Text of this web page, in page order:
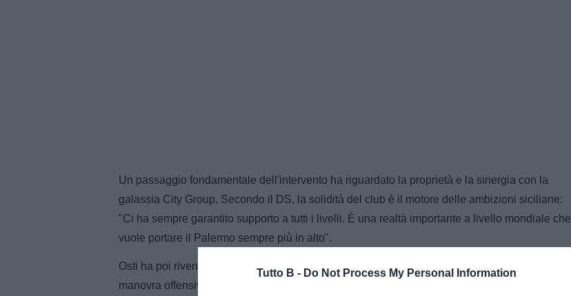
Tutto B - Do Not Process My Personal Information
Un passaggio fondamentale dell'intervento ha riguardato la proprietà e la sinergia con la
galassia City Group. Secondo il DS, la solidità del club è il motore delle ambizioni siciliane:
"Ci ha sempre garantito supporto a tutti i livelli. È una realtà importante a livello mondiale che
vuole portare il Palermo sempre più in alto".
Osti ha poi rivendicato con orgoglio l'acquisto di Joel Pohjanpalo, trascinatore assoluto della
manovra offensiva rosanero: "L’ho voluto fortemente, mi aveva impressionato per la sua